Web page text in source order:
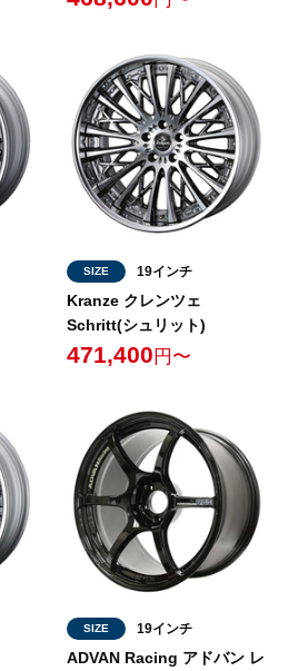
SIZE 19インチ
Kranze クレンツェ
Schritt(シュリット)
471,400 円〜
SIZE 19インチ
ADVAN Racing アドバン レ